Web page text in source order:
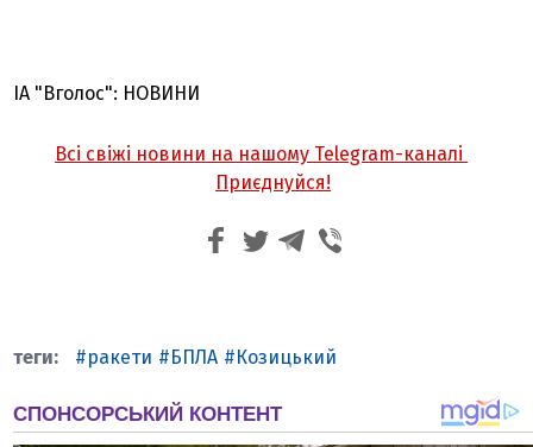
ІА "Вголос": НОВИНИ
Всі свіжі новини на нашому Telegram-каналі
Приєднуйся!
ракети БПЛА Козицький